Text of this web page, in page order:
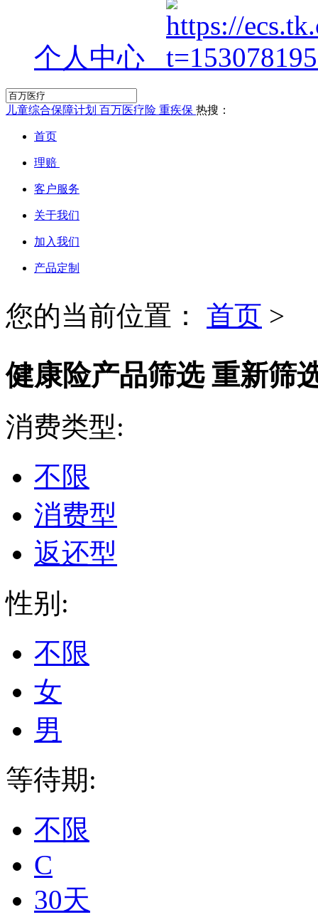
个人中心
儿童综合保障计划 百万医疗险 重疾保 热搜：
首页
理赔
客户服务
关于我们
加入我们
产品定制
您的当前位置： 首页 >
健康险产品筛选 重新筛
消费类型:
不限
消费型
返还型
性别:
不限
女
男
等待期:
不限
C
30天